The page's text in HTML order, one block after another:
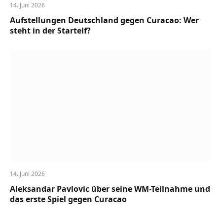
14. Juni 2026
Aufstellungen Deutschland gegen Curacao: Wer
steht in der Startelf?
14. Juni 2026
Aleksandar Pavlovic über seine WM-Teilnahme und
das erste Spiel gegen Curacao